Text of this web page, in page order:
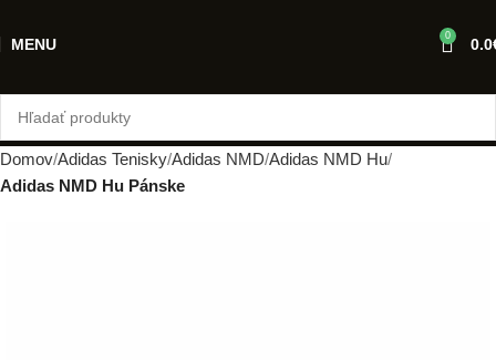
MENU 0 0.0
Domov Adidas Tenisky Adidas NMD Adidas NMD Hu
Adidas NMD Hu Pánske